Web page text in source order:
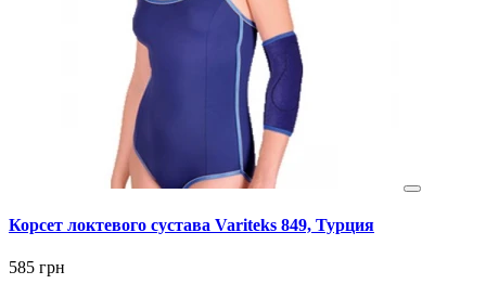
Корсет локтевого сустава Variteks 849, Турция
585 грн